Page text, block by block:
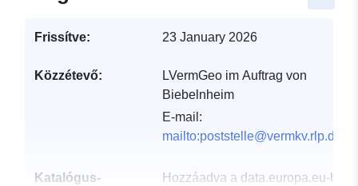
Frissítve: 23 January 2026
Közzétevő:
LVermGeo im Auftrag von
Biebelnheim
E-mail:
mailto:poststelle@vermkv.rlp.de
Katalógus-
Hozzáadva a data.europa.eu-hoz: